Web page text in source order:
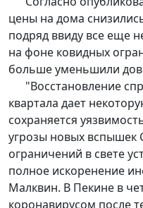
цены на дома
подряд ввиду все еще
на фоне ковидных
больше уменьшили
"Восстановление
квартала дает
сохраняется
угрозы новых вспышек
ограничений в свете
полное искоренение
Малквин. В Пекине в
коронавирусом после